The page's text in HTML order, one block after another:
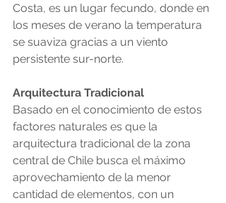
Costa, es un lugar fecundo, donde en
los meses de verano la temperatura
se suaviza gracias a un viento
persistente sur-norte.
Arquitectura Tradicional
Basado en el conocimiento de estos
factores naturales es que la
arquitectura tradicional de la zona
central de Chile busca el máximo
aprovechamiento de la menor
cantidad de elementos, con un